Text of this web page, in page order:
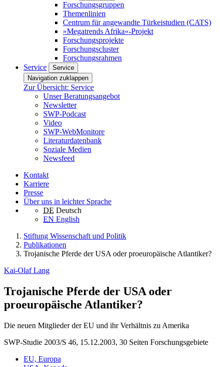
Forschungsgruppen
Themenlinien
Centrum für angewandte Türkeistudien (CATS)
»Megatrends Afrika«-Projekt
Forschungsprojekte
Forschungscluster
Forschungsrahmen
Service
Service
Navigation zuklappen
Zur Übersicht: Service
Unser Beratungsangebot
Newsletter
SWP-Podcast
Video
SWP-WebMonitore
Literaturdatenbank
Soziale Medien
Newsfeed
Kontakt
Karriere
Presse
Über uns in leichter Sprache
DE Deutsch
EN English
Stiftung Wissenschaft und Politik
Publikationen
Trojanische Pferde der USA oder proeuropäische Atlantiker?
Kai-Olaf Lang
Trojanische Pferde der USA oder
proeuropäische Atlantiker?
Die neuen Mitglieder der EU und ihr Verhältnis zu Amerika
SWP-Studie 2003/S 46, 15.12.2003, 30 Seiten Forschungsgebiete
EU, Europa